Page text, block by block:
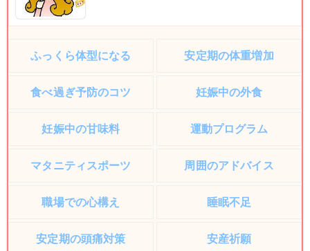
ふっくら体型になる 安定期の体重増加
食べ過ぎ予防のコツ 妊娠中の外食
妊娠中の甘味料 運動プログラム
マタニティスポーツ 周囲のアドバイス
職場での心構え 睡眠不足
安定期の頭痛対策 安産祈願